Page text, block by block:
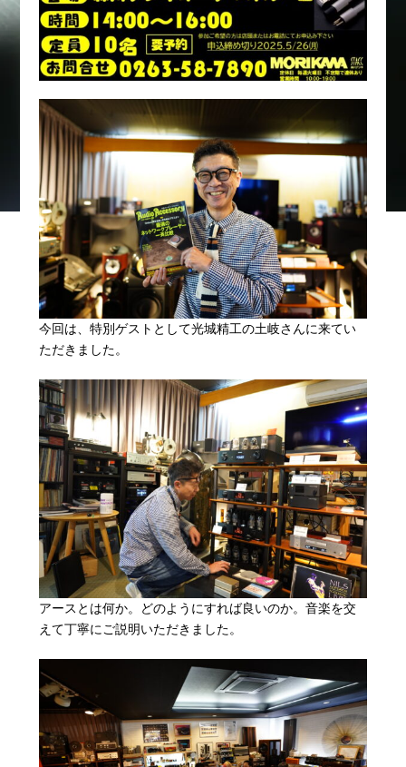
今回は、特別ゲストとして光城精工の土岐さんに来てい
ただきました。
アースとは何か。どのようにすれば良いのか。音楽を交
えて丁寧にご説明いただきました。